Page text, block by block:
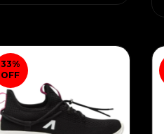
33%
OFF